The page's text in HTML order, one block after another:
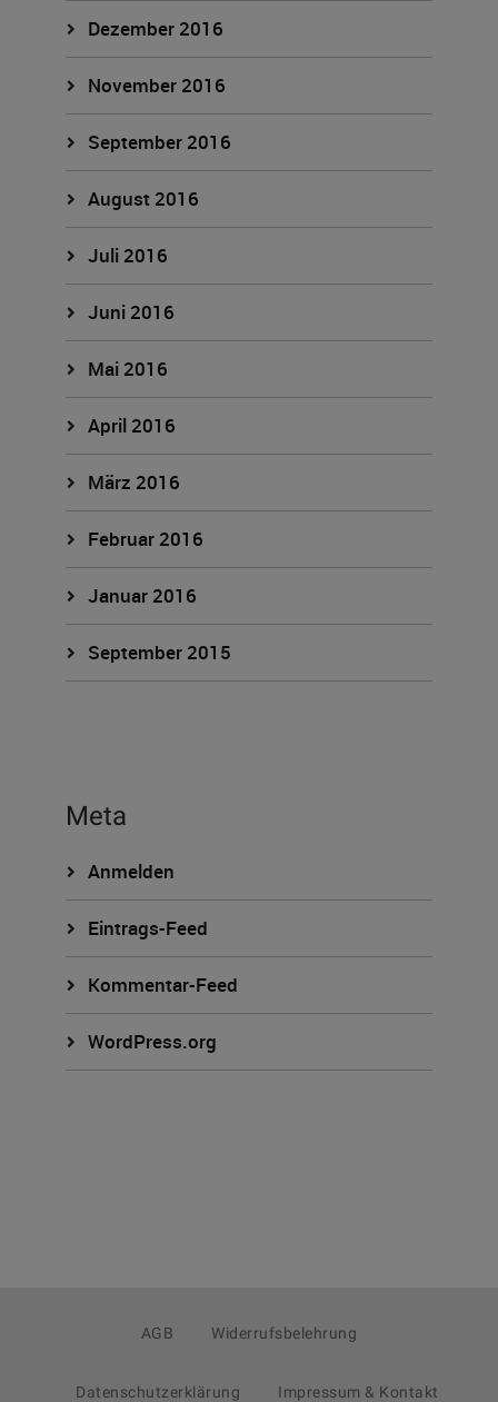
Dezember 2016
November 2016
September 2016
August 2016
Juli 2016
Juni 2016
Mai 2016
April 2016
März 2016
Februar 2016
Januar 2016
September 2015
Meta
Anmelden
Eintrags-Feed
Kommentar-Feed
WordPress.org
AGB Widerrufsbelehrung
Datenschutzerklärung Impressum & Kontakt